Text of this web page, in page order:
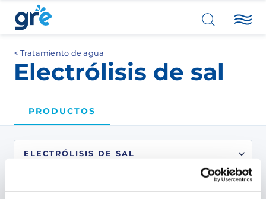
Tratamiento de agua
Electrólisis de sal
PRODUCTOS